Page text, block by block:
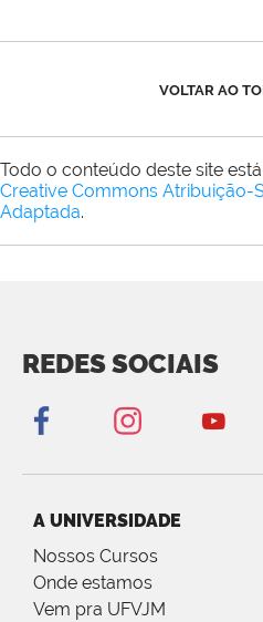
VOLTAR AO
Todo o conteúdo deste site
Creative Commons Atribuição-
Adaptada.
REDES SOCIAIS
A UNIVERSIDADE
Nossos Cursos
Onde estamos
Vem pra UFVJM